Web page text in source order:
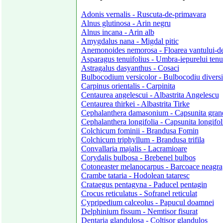
Adonis vernalis - Ruscuta-de-primavara
Alnus glutinosa - Arin negru
Alnus incana - Arin alb
Amygdalus nana - Migdal pitic
Anemonoides nemorosa - Floarea vantului-
Asparagus tenuifolius - Umbra-iepurelui
Astragalus dasyanthus - Cosaci
Bulbocodium versicolor - Bulbocodiu
Carpinus orientalis - Carpinita
Centaurea angelescui - Albastrita Angelescu
Centaurea thirkei - Albastrita Tirke
Cephalanthera damasonium - Capsunita
Cephalanthera longifolia - Capsunita
Colchicum fominii - Brandusa Fomin
Colchicum triphyllum - Brandusa trifila
Convallaria majalis - Lacramioare
Corydalis bulbosa - Brebenel bulbos
Cotoneaster melanocarpus - Barcoace neagra
Crambe tataria - Hodolean tataresc
Crataegus pentagyna - Paducel pentagin
Crocus reticulatus - Sofranel reticulat
Cypripedium calceolus - Papucul doamnei
Delphinium fissum - Nemtisor fisurat
Dentaria glandulosa - Coltisor glandulos